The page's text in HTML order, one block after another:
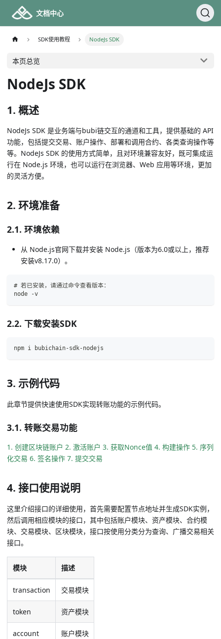
文档中心
SDK使用教程 NodeJs SDK
本页总览
NodeJs SDK
1. 概述
NodeJs SDK 是业务端与bubi链交互的通道和工具，提供基础的 API
功能，包括提交交易、账户操作、部署和调用合约、各类查询操作等
等。NodeJs SDK 的使用方式简单，且对环境兼容友好，既可集成运
行在 Node.js 环境，也可以运行在浏览器、Web 应用等环境，更加
的灵活方便。
2. 环境准备
2.1. 环境依赖
从 Node.js官网下载并安装 Node.js（版本为6.0或以上，推荐
安装v8.17.0）。
# 若已安装，请通过命令查看版本：
node -v
2.2. 下载安装SDK
npm i bubichain-sdk-nodejs
3. 示例代码
此章节提供快速使用SDK实现转账功能的示例代码。
3.1. 转账交易功能
1. 创建区块链账户 2. 激活账户 3. 获取Nonce值 4. 构建操作 5. 序列
化交易 6. 签名操作 7. 提交交易
4. 接口使用说明
这里介绍接口的详细使用，首先需要配置节点地址并生成SDK实例，
然后调用相应模块的接口，其中包括账户模块、资产模块、合约模
块、交易模块、区块模块，接口按使用分类分为查询、广播交易相关
接口。
模块 描述
transaction 交易模块
token 资产模块
account 账户模块